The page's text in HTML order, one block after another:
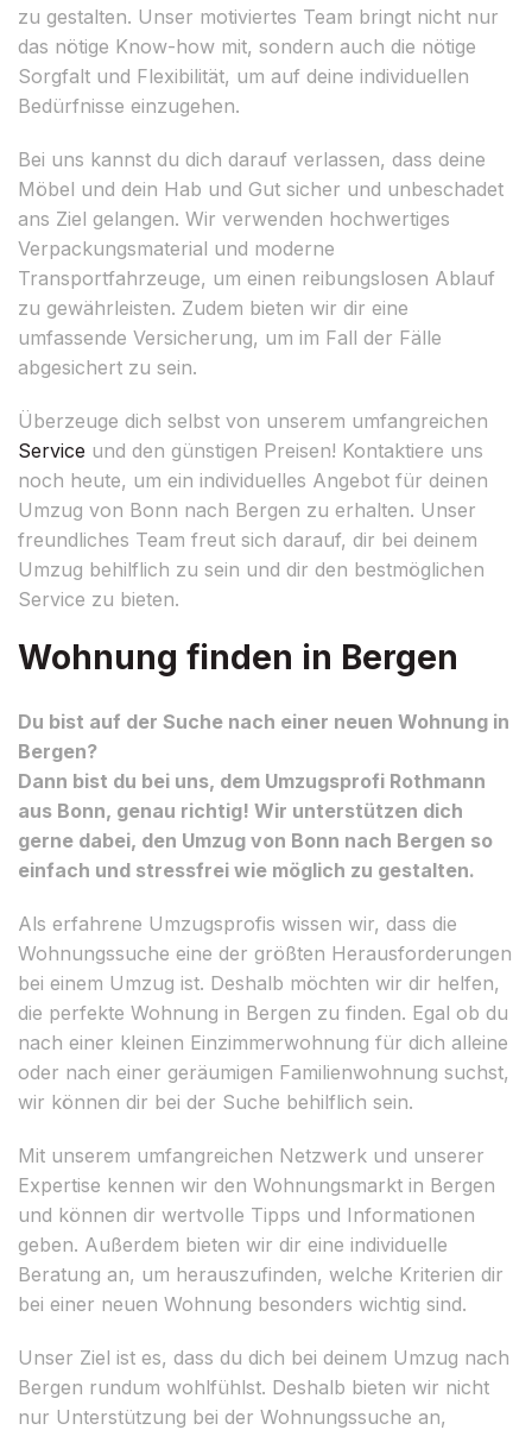
zu gestalten. Unser motiviertes Team bringt nicht nur
das nötige Know-how mit, sondern auch die nötige
Sorgfalt und Flexibilität, um auf deine individuellen
Bedürfnisse einzugehen.
Bei uns kannst du dich darauf verlassen, dass deine
Möbel und dein Hab und Gut sicher und unbeschadet
ans Ziel gelangen. Wir verwenden hochwertiges
Verpackungsmaterial und moderne
Transportfahrzeuge, um einen reibungslosen Ablauf
zu gewährleisten. Zudem bieten wir dir eine
umfassende Versicherung, um im Fall der Fälle
abgesichert zu sein.
Überzeuge dich selbst von unserem umfangreichen
Service und den günstigen Preisen! Kontaktiere uns
noch heute, um ein individuelles Angebot für deinen
Umzug von Bonn nach Bergen zu erhalten. Unser
freundliches Team freut sich darauf, dir bei deinem
Umzug behilflich zu sein und dir den bestmöglichen
Service zu bieten.
Wohnung finden in Bergen
Du bist auf der Suche nach einer neuen Wohnung in
Bergen?
Dann bist du bei uns, dem Umzugsprofi Rothmann
aus Bonn, genau richtig! Wir unterstützen dich
gerne dabei, den Umzug von Bonn nach Bergen so
einfach und stressfrei wie möglich zu gestalten.
Als erfahrene Umzugsprofis wissen wir, dass die
Wohnungssuche eine der größten Herausforderungen
bei einem Umzug ist. Deshalb möchten wir dir helfen,
die perfekte Wohnung in Bergen zu finden. Egal ob du
nach einer kleinen Einzimmerwohnung für dich alleine
oder nach einer geräumigen Familienwohnung suchst,
wir können dir bei der Suche behilflich sein.
Mit unserem umfangreichen Netzwerk und unserer
Expertise kennen wir den Wohnungsmarkt in Bergen
und können dir wertvolle Tipps und Informationen
geben. Außerdem bieten wir dir eine individuelle
Beratung an, um herauszufinden, welche Kriterien dir
bei einer neuen Wohnung besonders wichtig sind.
Unser Ziel ist es, dass du dich bei deinem Umzug nach
Bergen rundum wohlfühlst. Deshalb bieten wir nicht
nur Unterstützung bei der Wohnungssuche an,